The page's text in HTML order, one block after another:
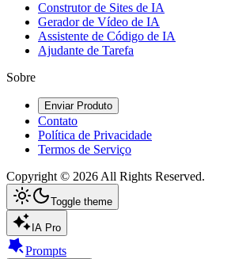
Construtor de Sites de IA
Gerador de Vídeo de IA
Assistente de Código de IA
Ajudante de Tarefa
Sobre
Enviar Produto
Contato
Política de Privacidade
Termos de Serviço
Copyright © 2026 All Rights Reserved.
Toggle theme
IA Pro
Prompts